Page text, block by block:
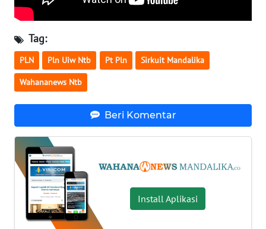
Tag:
PLN Pln Uiw Ntb Pt Pln Sirkuit Mandalika
Wahananews Ntb
Beri Komentar
Install Aplikasi
WN
WN
NUSANTARA
WN
WN
JATIM
BALI